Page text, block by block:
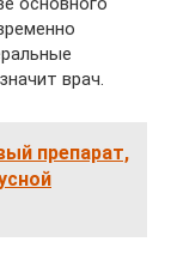
врач.
препарат,